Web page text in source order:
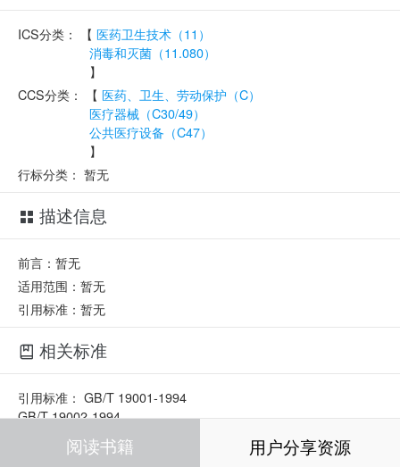
ICS分类： 【 医药卫生技术（11）
消毒和灭菌（11.080）
】
CCS分类：
【 医药、卫生、劳动保护（C）
医疗器械（C30/49）
公共医疗设备（C47）
】
行标分类： 暂无
描述信息
前言：暂无
适用范围：暂无
引用标准：暂无
相关标准
引用标准： GB/T 19001-1994
GB/T 19002-1994
ISO 11737-1:1995
ISO 11737-2:1998
阅读书籍 用户分享资源